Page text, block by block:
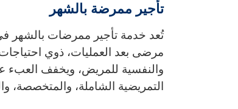
تأجير ممرضة بالشهر
تُعد خدمة تأجير ممرضات بالشهر
مرضى بعد العمليات، ذوي
والنفسية للمريض، ويخفف العبء
التمريضية الشاملة، والمتخصصة،